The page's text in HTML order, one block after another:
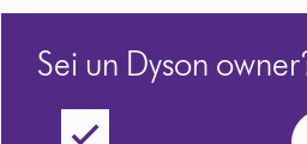
Sei un Dyson